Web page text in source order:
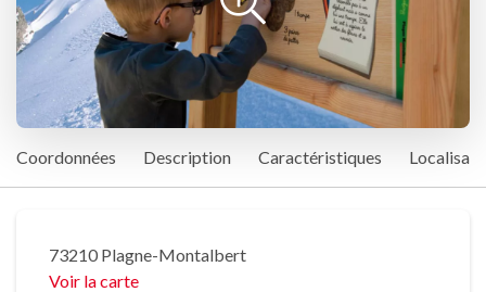
Coordonnées Description Caractéristiques
73210 Plagne-Montalbert
Voir la carte